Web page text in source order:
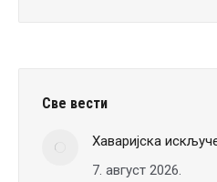
Све вести
Хаваријска
7. август 2026.